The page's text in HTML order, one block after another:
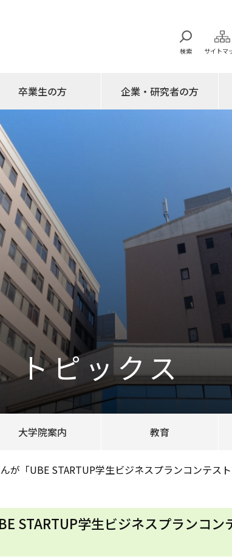
検索 サイトマ
卒業生の方 企業・研究者の方
トピックス
大学院案内 教育
が「UBE STARTUP学生ビジネスプランコンテス
STARTUP学生ビジネスプランコ